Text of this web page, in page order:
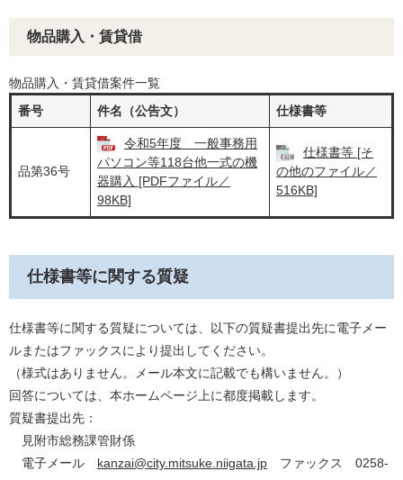
物品購入・賃貸借
物品購入・賃貸借案件一覧
番号
件名（公告文） 仕様書等
品第36号
令和5年度 一般事務用
パソコン等118台他一式の機
器購入 [PDFファイル／
98KB]
仕様書等 [そ
の他のファイル／
516KB]
仕様書等に関する質疑
仕様書等に関する質疑については、以下の質疑書提出先に電子メー
ルまたはファックスにより提出してください。
（様式はありません。メール本文に記載でも構いません。）
回答については、本ホームページ上に都度掲載します。
質疑書提出先：
見附市総務課管財係
電子メール kanzai@city.mitsuke.niigata.jp ファックス 0258-